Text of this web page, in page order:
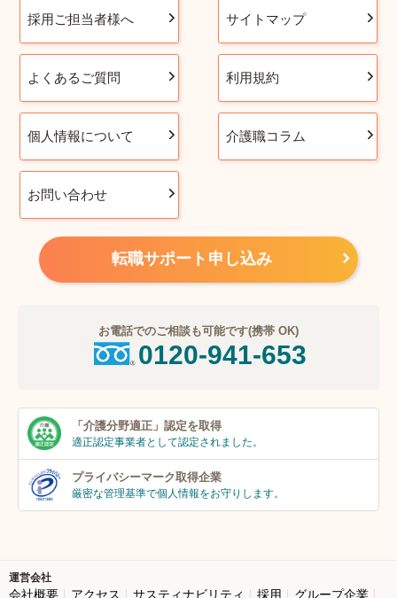
採用ご担当者様へ サイトマップ
よくあるご質問 利用規約
個人情報について 介護職コラム
お問い合わせ
転職サポート申し込み
お電話でのご相談も可能です(携帯 OK)
0120-941-653
「介護分野適正」 認定を取得
適正認定事業者として認定されました。
プライバシーマーク取得企業
厳密な管理基準で個人情報をお守りします。
運営会社
会社概要 アクセス サスティナビリティ 採用 グループ企業